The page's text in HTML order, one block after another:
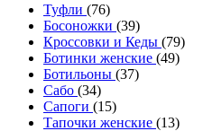
Туфли (76)
Босоножки (39)
Кроссовки и Кеды (79)
Ботинки женские (49)
Ботильоны (37)
Сабо (34)
Сапоги (15)
Тапочки женские (13)